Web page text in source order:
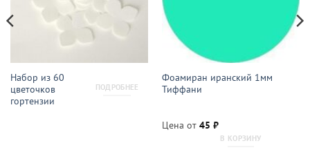
Набор из 60
цветочков
гортензии
ПОДРОБНЕЕ
Фоамиран иранский 1мм
Тиффани
Цена от 45 ₽
В КОРЗИНУ